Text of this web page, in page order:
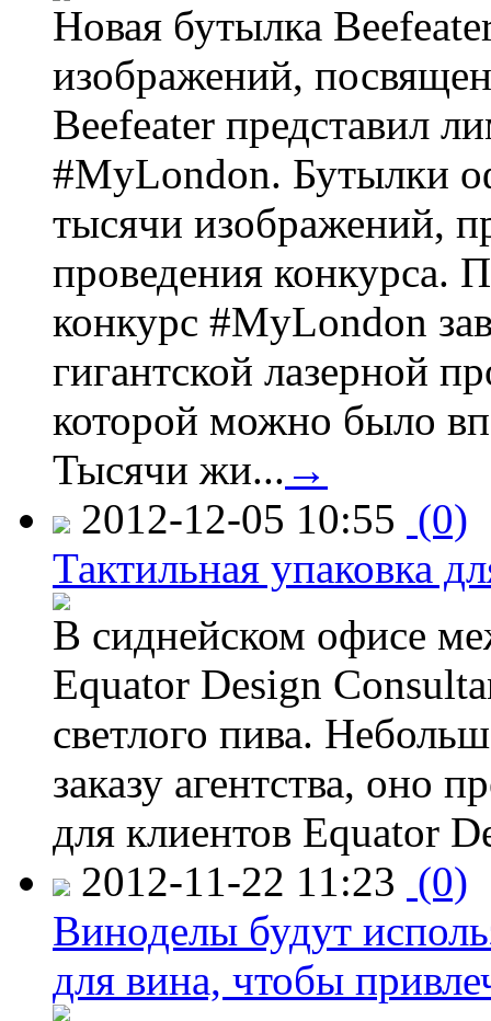
Новая бутылка
изображений,
Beefeater представил
#MyLondon. Бутылки
тысячи изображений,
проведения конкурса.
конкурс #MyLondon
гигантской лазерной
которой можно было
Тысячи жи... →
2012-12-05 10:55 (0)
Тактильная упаковка
В сиднейском офисе
Equator Design
светлого пива.
заказу агентства, оно
для клиентов Equator
2012-11-22 11:23 (0)
Виноделы будут
для вина, чтобы